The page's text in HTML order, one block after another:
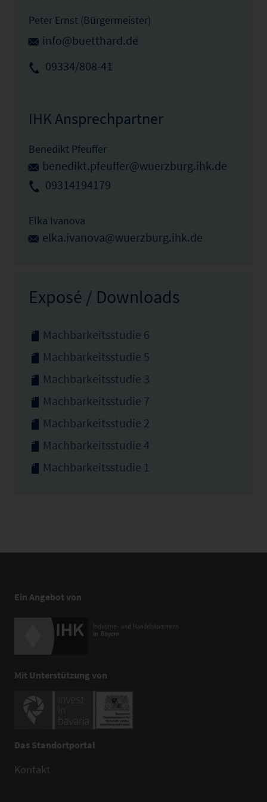
Peter Ernst (Bürgermeister)
info@buetthard.de
09334/808-41
IHK Ansprechpartner
Benedikt Pfeuffer
benedikt.pfeuffer@wuerzburg.ihk.de
09314194179
Elka Ivanova
elka.ivanova@wuerzburg.ihk.de
Exposé / Downloads
Machbarkeitsstudie 6
Machbarkeitsstudie 5
Machbarkeitsstudie 3
Machbarkeitsstudie 7
Machbarkeitsstudie 2
Machbarkeitsstudie 4
Machbarkeitsstudie 1
Ein Angebot von
Mit Unterstützung von
Das Standortportal
Kontakt